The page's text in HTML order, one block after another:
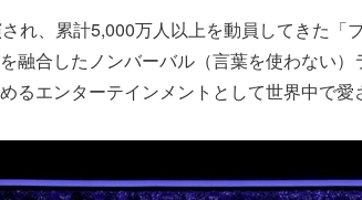
れ、累計5,000万人以上を動員してきた「
融合したノンバーバル（言葉を使わない
るエンターテインメントとして世界中で愛